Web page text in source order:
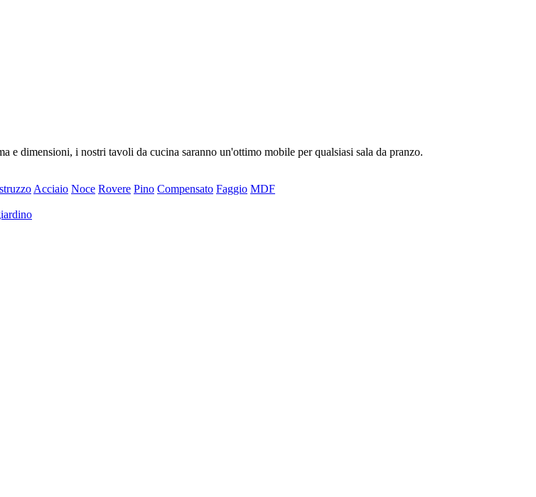
dimensioni, i nostri tavoli da cucina saranno un'ottimo mobile per qualsiasi sala da pranzo.
Acciaio Noce Rovere Pino Compensato Faggio MDF